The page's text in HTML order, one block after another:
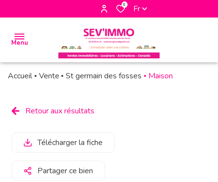
0 Fr
Menu
biens
à la
Accueil Vente St germain des fosses Maison
Retour aux résultats
Télécharger la fiche
Partager ce bien